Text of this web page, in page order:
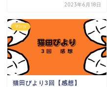
2023年6月18日
マンガ
猫田びより3回【感想】